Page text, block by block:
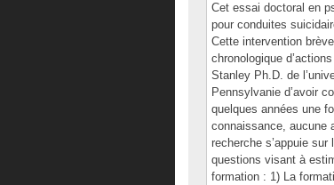
Cet essai doctoral en
pour conduites
Cette intervention
chronologique
Stanley Ph.D. de
Pennsylvanie d’avoir
quelques années une
connaissance, aucune
recherche s’appuie
questions visant à
formation : 1) La